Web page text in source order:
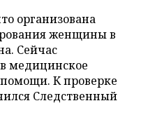
организована
женщины в
Сейчас
медицинское
К проверке
Следственный